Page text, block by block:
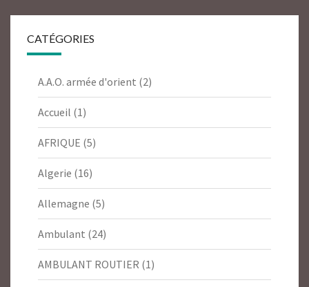
CATÉGORIES
A.A.O. armée d'orient (2)
Accueil (1)
AFRIQUE (5)
Algerie (16)
Allemagne (5)
Ambulant (24)
AMBULANT ROUTIER (1)